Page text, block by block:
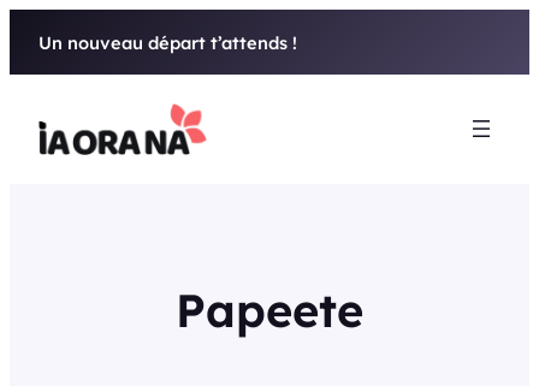
Un nouveau départ t’attends !
Papeete